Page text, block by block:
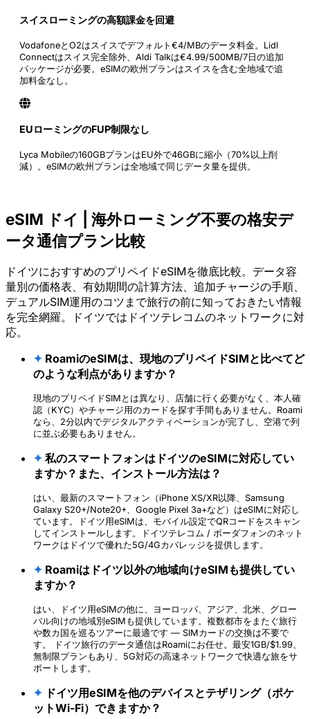
スイスローミングの高額課金を回避
VodafoneとO2はスイスでデフォルト€4/MBのデータ料金。Lidl
Connectはスイス完全除外、Aldi Talkは€4.99/500MB/7日の追加
パッケージが必要。eSIMの欧州プランはスイスを含む全地域で追
加料金なし。
EUローミングのFUP制限なし
Lyca Mobileの160GBプランはEU外で46GBに縮小（70%以上削
減）。eSIMの欧州プランは全地域で同じデータ量を提供。
eSIM ドイ | 海外ローミング不要の格安デ
ータ通信プラン比較
ドイツにおすすめのプリペイドeSIMを徹底比較。データ容
量別の価格表、有効期間の計算方法、追加チャージの手順、
デュアルSIM運用のコツまで旅行の前に知っておきたい情報
を完全網羅。ドイツではドイツテレコムのネットワークに対
応。
✦ RoamiのeSIMは、現地のプリペイドSIMと比べてど
のような利点がありますか？
現地のプリペイドSIMとは異なり、店舗に行く必要がなく、本人確
認（KYC）やチャージ用のカードを探す手間もありません。Roami
なら、2分以内でデジタルアクティベーションが完了し、空港で列
に並ぶ必要もありません。
✦ 私のスマートフォンはドイツのeSIMに対応してい
ますか？また、インストール方法は？
はい、最新のスマートフォン（iPhone XS/XR以降、Samsung
Galaxy S20+/Note20+、Google Pixel 3a+など）はeSIMに対応し
ています。ドイツ用eSIMは、モバイル設定でQRコードをスキャン
してインストールします。ドイツテレコム / ボーダフォンのネット
ワークはドイツで優れた5G/4Gカバレッジを提供します。
✦ Roamiはドイツ以外の地域向けeSIMも提供してい
ますか？
はい、ドイツ用eSIMの他に、ヨーロッパ、アジア、北米、グロー
バル向けの地域別eSIMも提供しています。複数都市をまたぐ旅行
や数カ国を巡るツアーに最適です — SIMカードの交換は不要で
す。 ドイツ旅行のデータ通信はRoamiにお任せ。最安1GB/$1.99、
無制限プランもあり、5G対応の高速ネットワークで快適な旅をサ
ポートします。
✦ ドイツ用eSIMを他のデバイスとテザリング（ポケ
ットWi-Fi）できますか？